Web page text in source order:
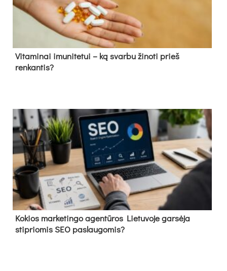
Vitaminai imunitetui – ką svarbu žinoti prieš
renkantis?
Kokios marketingo agentūros Lietuvoje garsėja
stipriomis SEO paslaugomis?